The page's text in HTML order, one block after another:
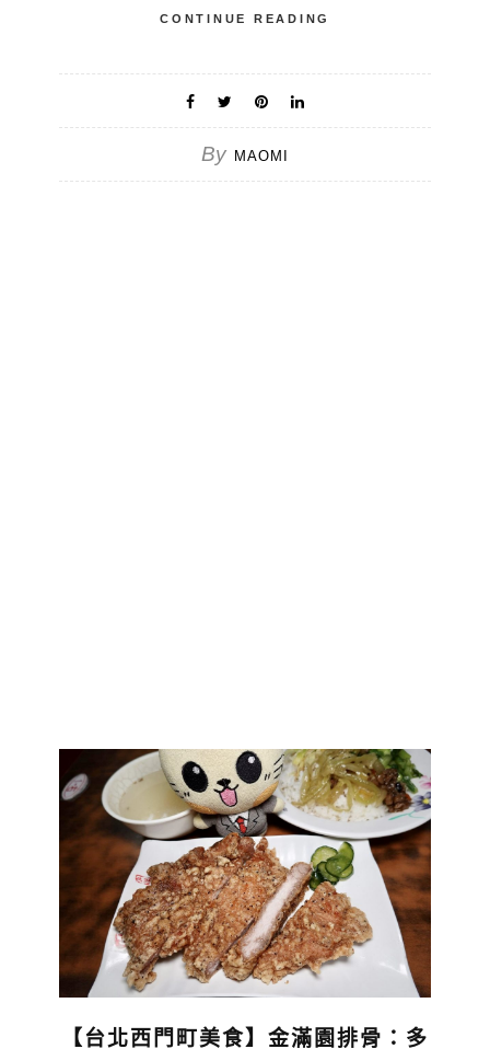
CONTINUE READING
By MAOMI
【台北西門町美食】金滿園排骨：多